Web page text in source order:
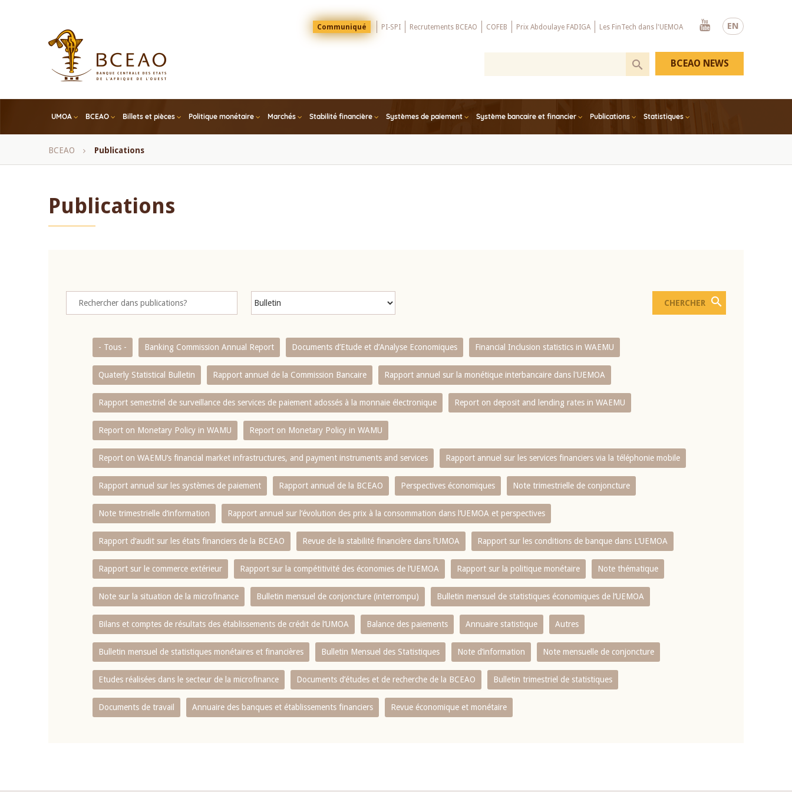
EN
Menu
Top
Communiqué PI-SPI Recrutements BCEAO COFEB Prix Abdoulaye FADIGA Les FinTech dans l'UEMOA
Youtube
UMOA BCEAO Billets et pièces Politique monétaire Marchés Stabilité financière Systèmes de paiement Système bancaire et financier Publications Statistiques
BCEAO NEWS
Fil
BCEAO Publications
Publications
- Tous - Banking Commission Annual Report Documents d’Etude et d’Analyse Economiques Financial Inclusion statistics in WAEMU
Quaterly Statistical Bulletin Rapport annuel de la Commission Bancaire Rapport annuel sur la monétique interbancaire dans l'UEMOA
Rapport semestriel de surveillance des services de paiement adossés à la monnaie électronique Report on deposit and lending rates in WAEMU
Report on Monetary Policy in WAMU Report on Monetary Policy in WAMU
Report on WAEMU’s financial market infrastructures, and payment instruments and services Rapport annuel sur les services financiers via la téléphonie mobile
Rapport annuel sur les systèmes de paiement Rapport annuel de la BCEAO Perspectives économiques Note trimestrielle de conjoncture
Note trimestrielle d‘information Rapport annuel sur l‘évolution des prix à la consommation dans l‘UEMOA et perspectives
Rapport d‘audit sur les états financiers de la BCEAO Revue de la stabilité financière dans l‘UMOA Rapport sur les conditions de banque dans L‘UEMOA
Rapport sur le commerce extérieur Rapport sur la compétitivité des économies de l‘UEMOA Rapport sur la politique monétaire Note thématique
Note sur la situation de la microfinance Bulletin mensuel de conjoncture (interrompu) Bulletin mensuel de statistiques économiques de l‘UEMOA
Bilans et comptes de résultats des établissements de crédit de l‘UMOA Balance des paiements Annuaire statistique Autres
Bulletin mensuel de statistiques monétaires et financières Bulletin Mensuel des Statistiques Note d’information Note mensuelle de conjoncture
Etudes réalisées dans le secteur de la microfinance Documents d’études et de recherche de la BCEAO Bulletin trimestriel de statistiques
Documents de travail Annuaire des banques et établissements financiers Revue économique et monétaire